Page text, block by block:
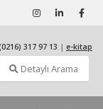
317 97 13 | e-kitap
Detaylı Arama